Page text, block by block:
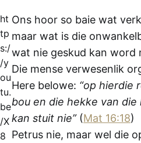
ht
tp
s:/
/y
ou
tu.
be
/X
8
Ons hoor so baie wat
maar wat is die
wat nie geskud kan word
Die mense verwesenlik
Here belowe: “op hierdie
bou en die hekke van die
kan stuit nie” (Mat 16:18)
Petrus nie, maar wel die